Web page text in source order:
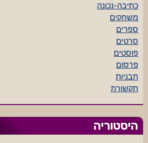
כתיבה-נכונה
משחקים
ספרים
סרטים
פוסטים
פרסום
תבניות
תקשורת
היסטוריה